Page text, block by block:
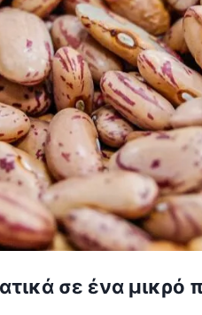
σε ένα μικρό